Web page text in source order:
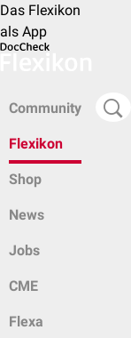
Das Flexikon
als App
Community
Flexikon
Shop
News
Jobs
CME
Flexa